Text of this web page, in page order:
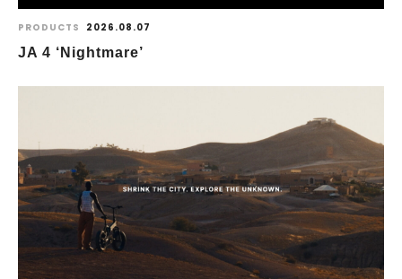
PRODUCTS 2026.08.07
JA 4 ‘Nightmare’